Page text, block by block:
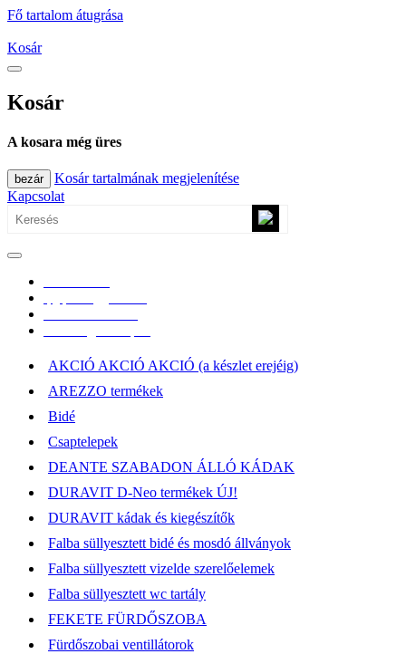
Fő tartalom átugrása
Kosár
Kosár
A kosara még üres
bezár
Kosár tartalmának megjelenítése
Kapcsolat
AKCIÓ AKCIÓ AKCIÓ (a készlet erejéig)
AREZZO termékek
Bidé
Csaptelepek
DEANTE SZABADON ÁLLÓ KÁDAK
DURAVIT D-Neo termékek ÚJ!
DURAVIT kádak és kiegészítők
Falba süllyesztett bidé és mosdó állványok
Falba süllyesztett vizelde szerelőelemek
Falba süllyesztett wc tartály
FEKETE FÜRDŐSZOBA
Fürdőszobai ventillátorok